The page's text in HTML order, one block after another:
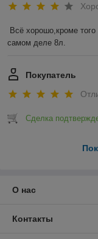
Всё хорошо,кроме
самом деле 8л.
Покупатель
Сделка
О нас
Контакты